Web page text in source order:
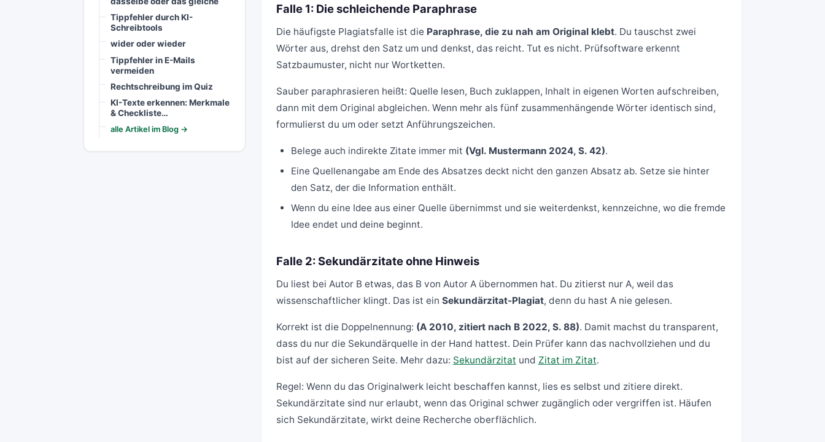
Tippfehler durch KI-
Schreibtools
wider oder wieder
Tippfehler in E-Mails
vermeiden
Rechtschreibung im Quiz
KI-Texte erkennen: Merkmale
& Checkliste…
alle Artikel im Blog →
Falle 1: Die schleichende Paraphrase
Die häufigste Plagiatsfalle ist die Paraphrase, die zu nah am Original klebt. Du tauschst zwei
Wörter aus, drehst den Satz um und denkst, das reicht. Tut es nicht. Prüfsoftware erkennt
Satzbaumuster, nicht nur Wortketten.
Sauber paraphrasieren heißt: Quelle lesen, Buch zuklappen, Inhalt in eigenen Worten aufschreiben,
dann mit dem Original abgleichen. Wenn mehr als fünf zusammenhängende Wörter identisch sind,
formulierst du um oder setzt Anführungszeichen.
Belege auch indirekte Zitate immer mit (Vgl. Mustermann 2024, S. 42).
Eine Quellenangabe am Ende des Absatzes deckt nicht den ganzen Absatz ab. Setze sie hinter
den Satz, der die Information enthält.
Wenn du eine Idee aus einer Quelle übernimmst und sie weiterdenkst, kennzeichne, wo die fremde
Idee endet und deine beginnt.
Falle 2: Sekundärzitate ohne Hinweis
Du liest bei Autor B etwas, das B von Autor A übernommen hat. Du zitierst nur A, weil das
wissenschaftlicher klingt. Das ist ein Sekundärzitat-Plagiat, denn du hast A nie gelesen.
Korrekt ist die Doppelnennung: (A 2010, zitiert nach B 2022, S. 88). Damit machst du transparent,
dass du nur die Sekundärquelle in der Hand hattest. Dein Prüfer kann das nachvollziehen und du
bist auf der sicheren Seite. Mehr dazu: Sekundärzitat und Zitat im Zitat.
Regel: Wenn du das Originalwerk leicht beschaffen kannst, lies es selbst und zitiere direkt.
Sekundärzitate sind nur erlaubt, wenn das Original schwer zugänglich oder vergriffen ist. Häufen
sich Sekundärzitate, wirkt deine Recherche oberflächlich.